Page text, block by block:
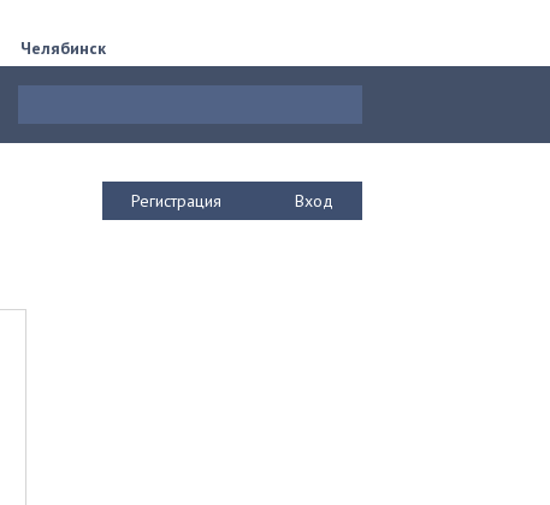
Челябинск
Регистрация Вход